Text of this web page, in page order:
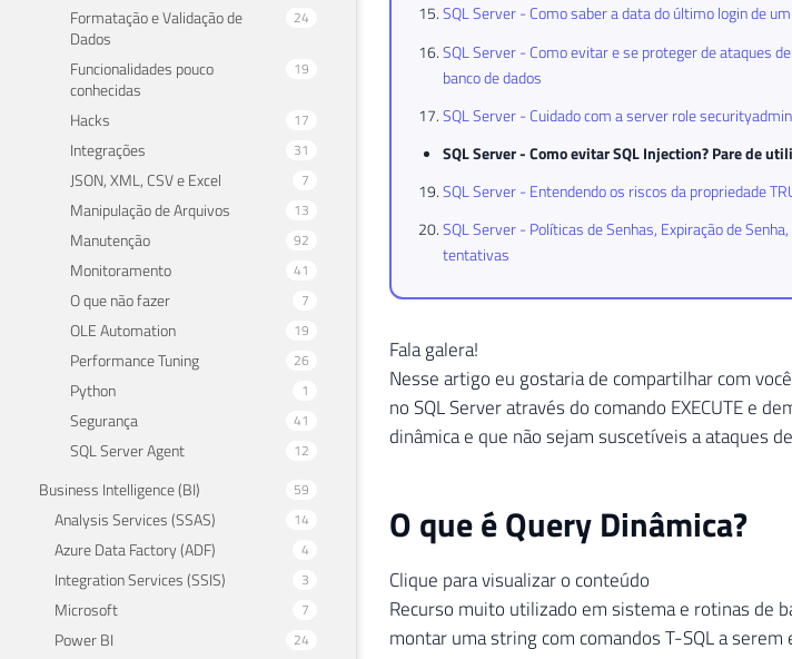
Formatação e Validação de
Dados
24
Funcionalidades pouco
conhecidas
19
Hacks 17
Integrações 31
JSON, XML, CSV e Excel 7
Manipulação de Arquivos 13
Manutenção 92
Monitoramento 41
O que não fazer 7
OLE Automation 19
Performance Tuning 26
Python 1
Segurança 41
SQL Server Agent 12
Business Intelligence (BI) 59
Analysis Services (SSAS) 14
Azure Data Factory (ADF) 4
Integration Services (SSIS) 3
Microsoft 7
Power BI 24
SQL Server - Como saber a data do último login de
SQL Server - Como evitar e se proteger de ataques
banco de dados
SQL Server - Cuidado com a server role
SQL Server - Como evitar SQL Injection? Pare de
SQL Server - Entendendo os riscos da propriedade
SQL Server - Políticas de Senhas, Expiração de
tentativas
Fala galera!
Nesse artigo eu gostaria de compartilhar com
no SQL Server através do comando EXECUTE e
dinâmica e que não sejam suscetíveis a ataques
O que é Query Dinâmica?
Clique para visualizar o conteúdo
Recurso muito utilizado em sistema e rotinas de
montar uma string com comandos T-SQL a